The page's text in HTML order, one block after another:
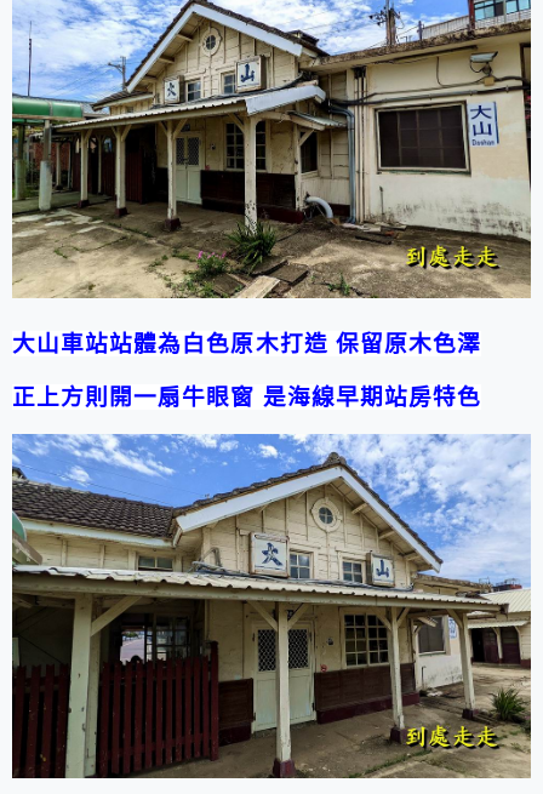
大山車站站體為白色原木打造 保留原木色澤
正上方則開一扇牛眼窗 是海線早期站房特色